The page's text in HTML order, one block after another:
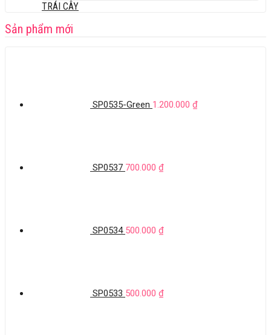
TRÁI CÂY
Sản phẩm mới
SP0535-Green 1.200.000 ₫
SP0537 700.000 ₫
SP0534 500.000 ₫
SP0533 500.000 ₫